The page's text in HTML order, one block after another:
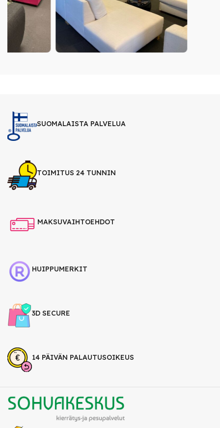
SUOMALAISTA PALVELUA
TOIMITUS 24 TUNNIN
MAKSUVAIHTOEHDOT
HUIPPUMERKIT
3D SECURE
14 PÄIVÄN PALAUTUSOIKEUS